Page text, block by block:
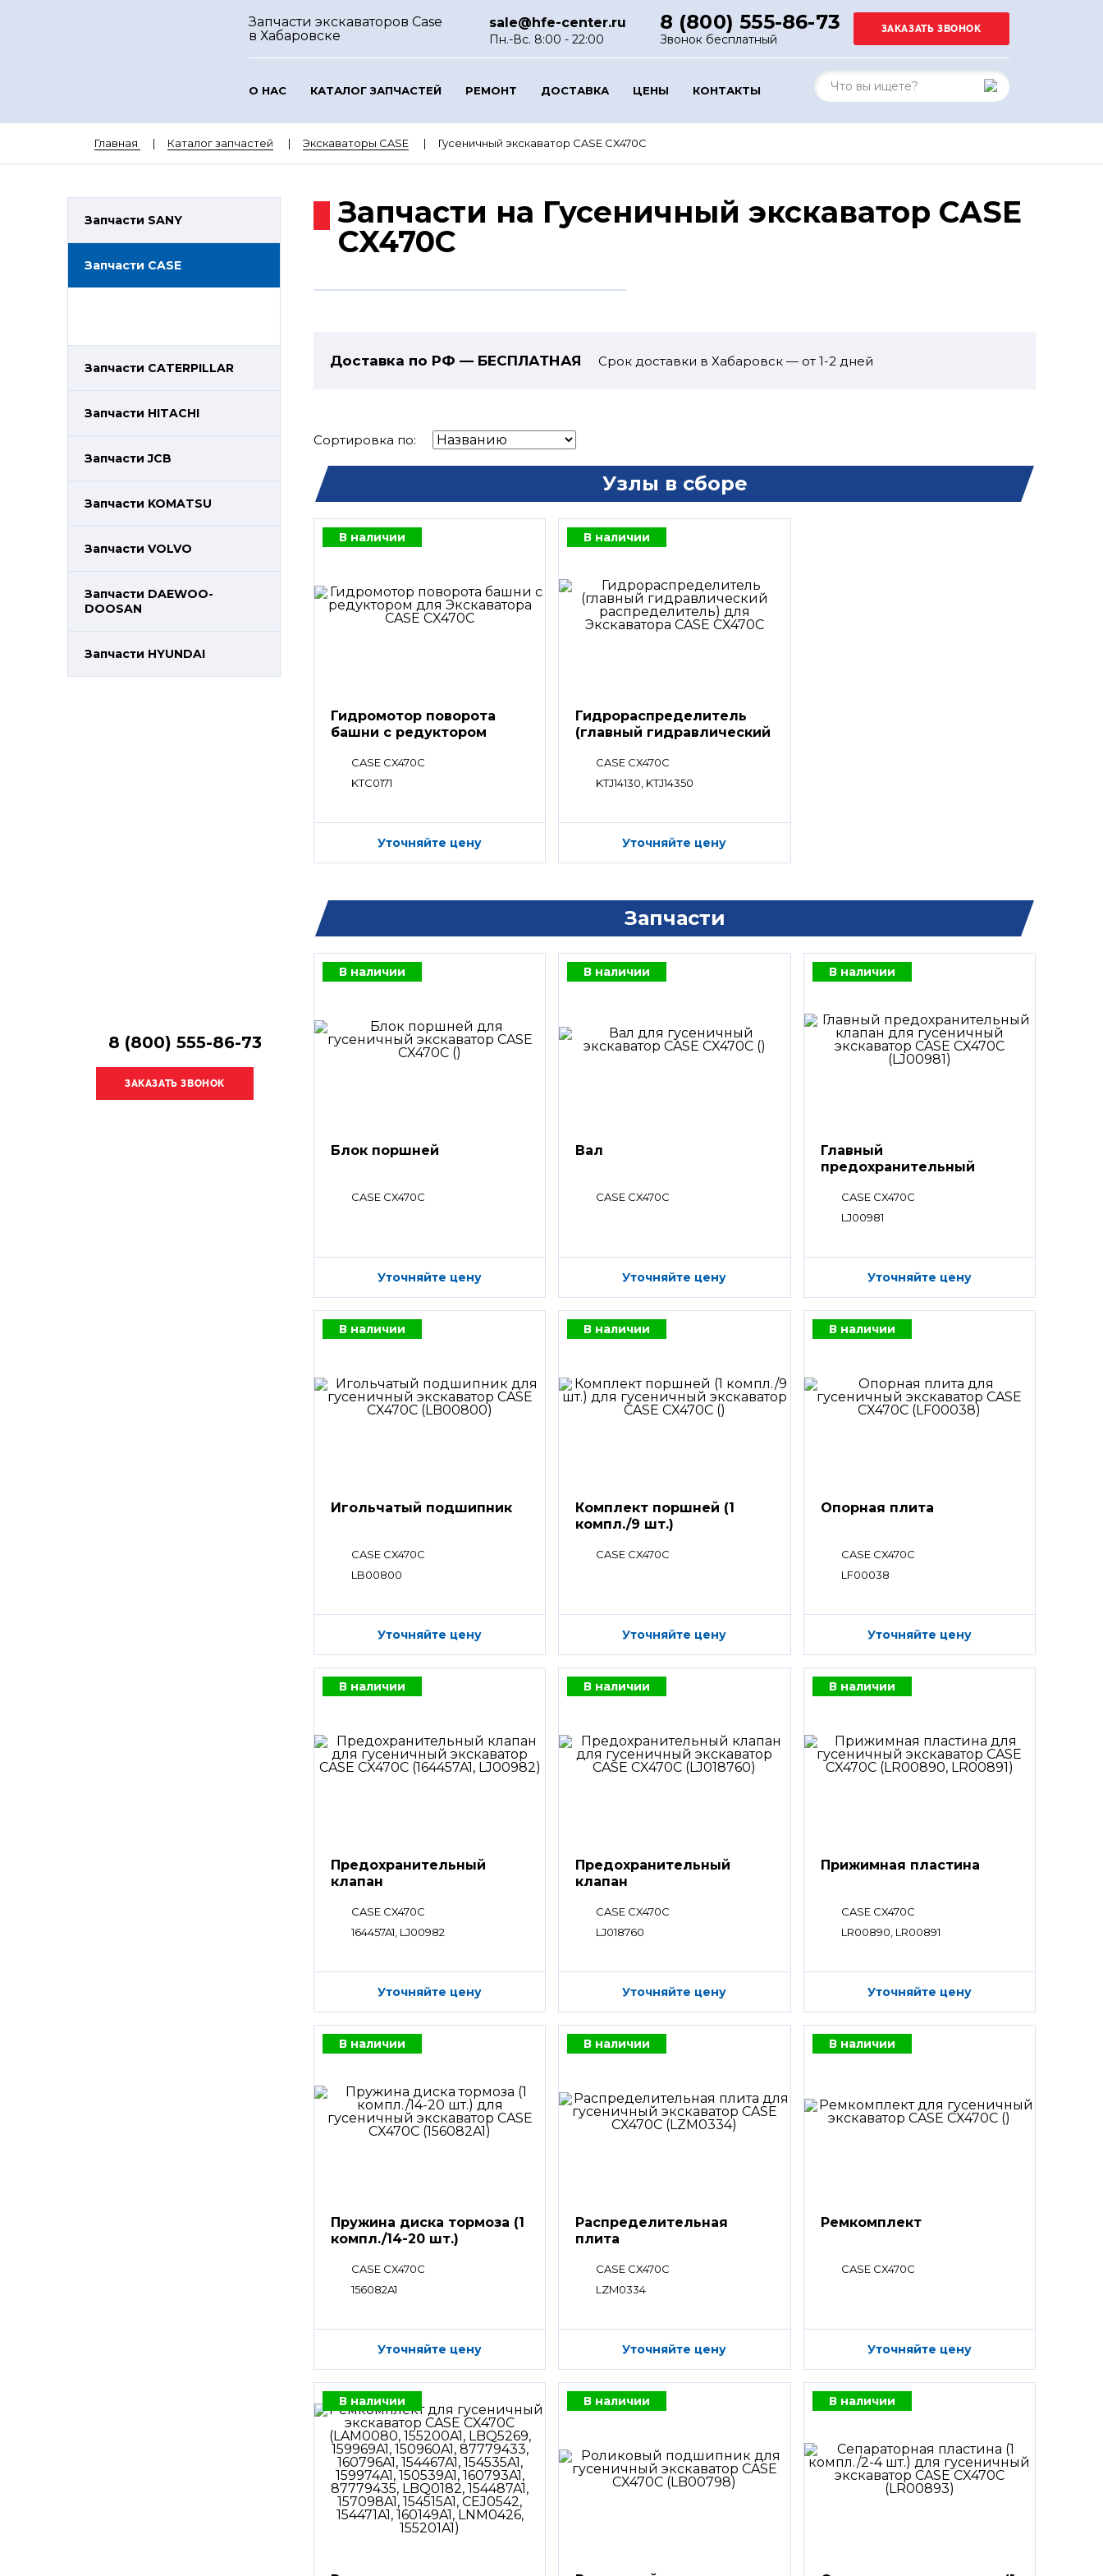
Запчасти экскаваторов Case
в Хабаровске
sale@hfe-center.ru
Пн.-Вс. 8:00 - 22:00
8 (800) 555-86-73
Звонок бесплатный
О НАС КАТАЛОГ ЗАПЧАСТЕЙ РЕМОНТ ДОСТАВКА ЦЕНЫ КОНТАКТЫ
Главная Каталог запчастей Экскаваторы CASE Гусеничный экскаватор CASE CX470C
Запчасти SANY
Запчасти CASE
Запчасти CATERPILLAR
Запчасти HITACHI
Запчасти JCB
Запчасти KOMATSU
Запчасти VOLVO
Запчасти DAEWOO-
DOOSAN
Запчасти HYUNDAI
8 (800) 555-86-73
Запчасти на Гусеничный экскаватор CASE
CX470C
Доставка по РФ — БЕСПЛАТНАЯ Срок доставки в Хабаровск — от 1-2 дней
Сортировка по:
Узлы в сборе
В наличии
Гидромотор поворота
башни с редуктором
CASE CX470C
KTC0171
Уточняйте цену
В наличии
Гидрораспределитель
(главный гидравлический
CASE CX470C
KTJ14130, KTJ14350
Уточняйте цену
Запчасти
В наличии
Блок поршней
CASE CX470C
Уточняйте цену
В наличии
Вал
CASE CX470C
Уточняйте цену
В наличии
Главный
предохранительный
CASE CX470C
LJ00981
Уточняйте цену
В наличии
Игольчатый подшипник
CASE CX470C
LB00800
Уточняйте цену
В наличии
Комплект поршней (1
компл./9 шт.)
CASE CX470C
Уточняйте цену
В наличии
Опорная плита
CASE CX470C
LF00038
Уточняйте цену
В наличии
Предохранительный
клапан
CASE CX470C
164457A1, LJ00982
Уточняйте цену
В наличии
Предохранительный
клапан
CASE CX470C
LJ018760
Уточняйте цену
В наличии
Прижимная пластина
CASE CX470C
LR00890, LR00891
Уточняйте цену
В наличии
Пружина диска тормоза (1
компл./14-20 шт.)
CASE CX470C
156082A1
Уточняйте цену
В наличии
Распределительная
плита
CASE CX470C
LZM0334
Уточняйте цену
В наличии
Ремкомплект
CASE CX470C
Уточняйте цену
В наличии В наличии В наличии